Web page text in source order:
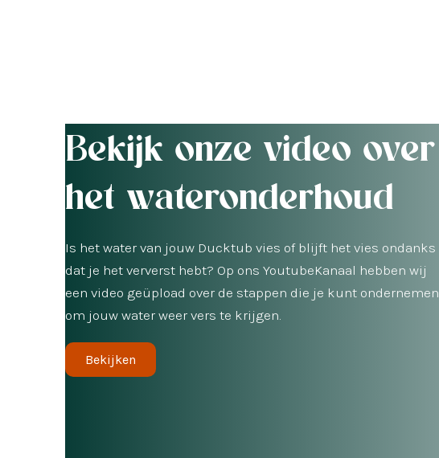
Bekijk onze video over
het wateronderhoud
Is het water van jouw Ducktub vies of blijft het vies ondanks
dat je het ververst hebt? Op ons YoutubeKanaal hebben wij
een video geüpload over de stappen die je kunt ondernemen
om jouw water weer vers te krijgen.
Bekijken